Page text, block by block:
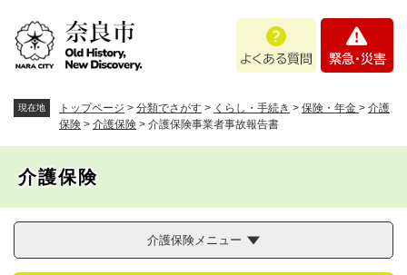
あ
問
・
現在地 トップページ > 分類でさがす > くらし・手続き > 保険・年金 > 介護
保険 > 介護保険 > 介護保険事業者事故報告書
介護保険
介護保険メニュー